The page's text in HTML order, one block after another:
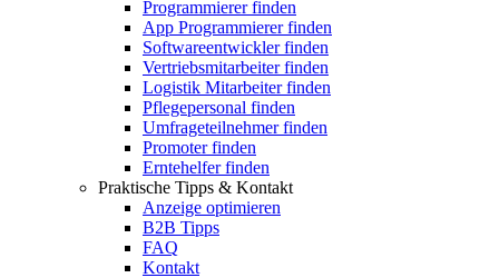
Programmierer finden
App Programmierer finden
Softwareentwickler finden
Vertriebsmitarbeiter finden
Logistik Mitarbeiter finden
Pflegepersonal finden
Umfrageteilnehmer finden
Promoter finden
Erntehelfer finden
Praktische Tipps & Kontakt
Anzeige optimieren
B2B Tipps
FAQ
Kontakt